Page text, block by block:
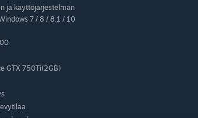
ryhmään Battle Royal-/Death Match-
ja nouskaa parhaaksi hävittäjälaivueeksi!
ja käyttöjärjestelmän
7 / 8 / 8.1 / 10
GTX 750Ti(2GB)